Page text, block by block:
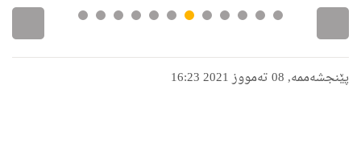
پێنجشەممە, 08 تەمووز 2021 16:23